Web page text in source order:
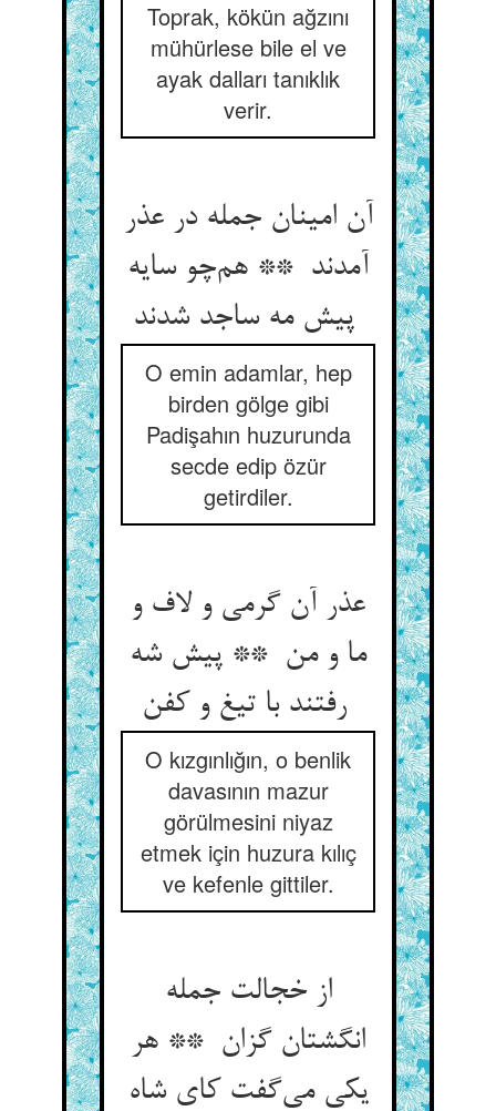
Toprak, kökün ağzını
mühürlese bile el ve
ayak dalları tanıklık
verir.
آن امینان جمله در عذر
آمدند ** هم‌چو سایه
O emin adamlar, hep
birden gölge gibi
Padişahın huzurunda
secde edip özür
getirdiler.
عذر آن گرمی و لاف و
ما و من ** پیش شه
رفتند با تیغ و کفن
O kızgınlığın, o benlik
davasının mazur
görülmesini niyaz
etmek için huzura kılıç
ve kefenle gittiler.
از خجالت جمله
انگشتان گزان ** هر
یکی می‌گفت کای شاه